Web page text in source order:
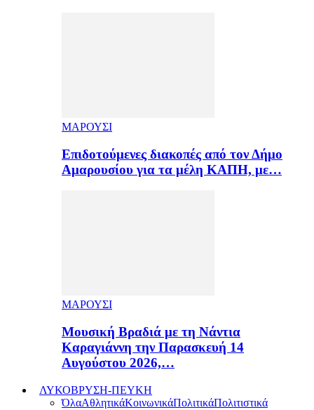
ΜΑΡΟΥΣΙ
Επιδοτούμενες διακοπές από τον Δήμο
Αμαρουσίου για τα μέλη ΚΑΠΗ, με…
ΜΑΡΟΥΣΙ
Μουσική Βραδιά με τη Νάντια
Καραγιάννη την Παρασκευή 14
Αυγούστου 2026,…
ΛΥΚΟΒΡΥΣΗ-ΠΕΥΚΗ
ΌλαΑθλητικάΚοινωνικάΠολιτικάΠολιτιστικά